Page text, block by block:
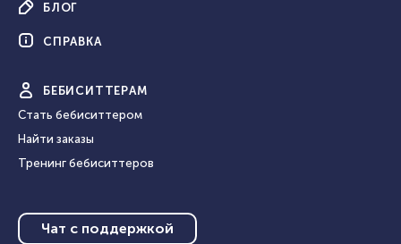
БЛОГ
СПРАВКА
БЕБИ СИТТЕРАМ
Стать бебиситтером
Найти заказы
Тренинг бебиситтеров
Чат с поддержкой